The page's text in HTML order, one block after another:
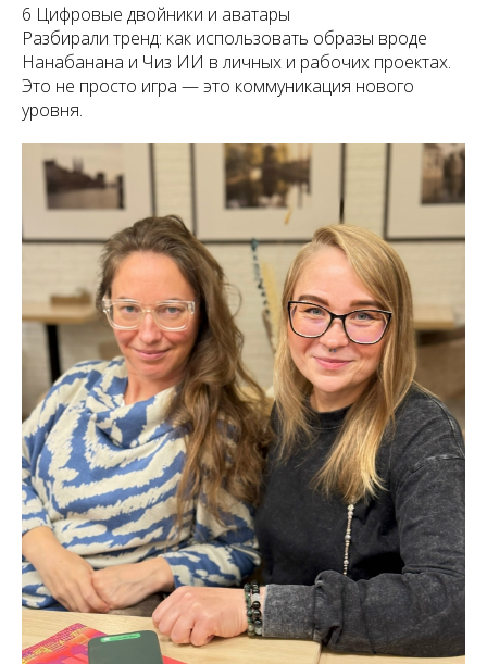
6 Цифровые двойники и аватары
Разбирали тренд: как использовать образы вроде
Нанабанана и Чиз ИИ в личных и рабочих проектах.
Это не просто игра — это коммуникация нового
уровня.